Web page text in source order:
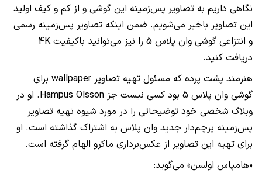
نگاهی داریم به تصاویر پس‌زمینه این گوشی و از کم و کیف اولید
این تصاویر باخبر می‌شویم. ضمن اینکه تصاویر پس‌زمینه رسمی
و انتزاعی گوشی وان پلاس 5 را نیز می‌توانید باکیفیت 4K
دریافت کنید.
هنرمند پشت پرده که مسئول تهیه تصاویر wallpaper برای
گوشی وان پلاس 5 بود کسی نیست جز Hampus Olsson. او در
وبلاگ شخصی خود توضیحاتی را در مورد شیوه تهیه تصاویر
پس‌زمینه پرچم‌دار جدید وان پلاس به اشتراک گذاشته است. او
برای تهیه این تصاویر از عکس‌برداری ماکرو الهام گرفته است.
«هامپاس اولسن» می‌گوید: